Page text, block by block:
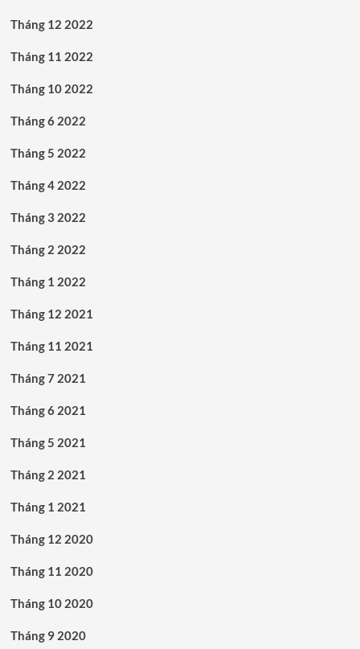
Tháng 12 2022
Tháng 11 2022
Tháng 10 2022
Tháng 6 2022
Tháng 5 2022
Tháng 4 2022
Tháng 3 2022
Tháng 2 2022
Tháng 1 2022
Tháng 12 2021
Tháng 11 2021
Tháng 7 2021
Tháng 6 2021
Tháng 5 2021
Tháng 2 2021
Tháng 1 2021
Tháng 12 2020
Tháng 11 2020
Tháng 10 2020
Tháng 9 2020